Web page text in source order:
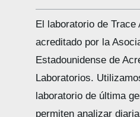
El laboratorio de
acreditado por la
Estadounidense de
Laboratorios.
laboratorio de última
permiten analizar